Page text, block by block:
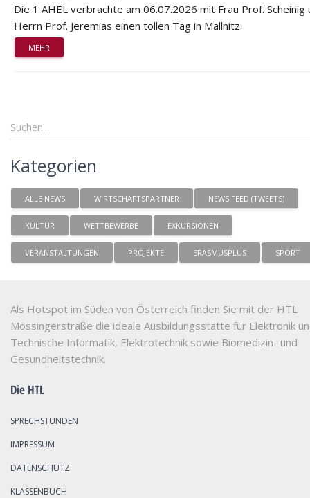
Die 1 AHEL verbrachte am 06.07.2026 mit Frau Prof. Scheinig
Herrn Prof. Jeremias einen tollen Tag in Mallnitz.
MEHR
Kategorien
ALLE NEWS WIRTSCHAFTSPARTNER NEWS FEED (TWEETS)
KULTUR WETTBEWERBE EXKURSIONEN
VERANSTALTUNGEN PROJEKTE ERASMUSPLUS SPORT
Als Hotspot im Süden von Österreich finden Sie mit der HTL
Mössingerstraße die ideale Ausbildungsstätte für Elektronik
Technische Informatik, Elektrotechnik sowie Biomedizin- und
Gesundheitstechnik.
Die HTL
SPRECHSTUNDEN
IMPRESSUM
DATENSCHUTZ
KLASSENBUCH